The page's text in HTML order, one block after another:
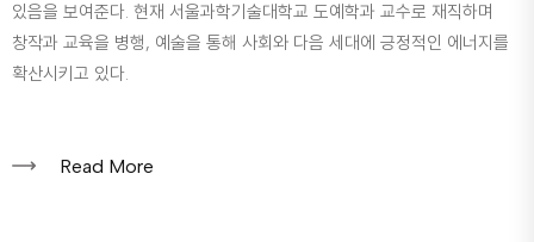
있음을 보여준다. 현재 서울과학기술대학교 도예학과 교수로 재직하며
창작과 교육을 병행, 예술을 통해 사회와 다음 세대에 긍정적인 에너지를
확산시키고 있다.
Read More